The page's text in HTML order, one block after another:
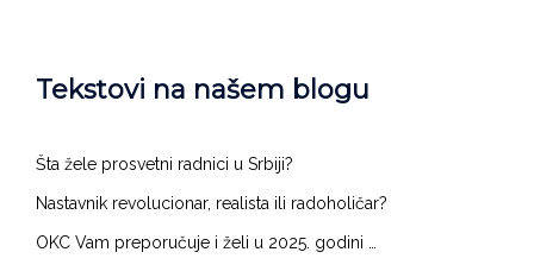
Tekstovi na našem blogu
Šta žele prosvetni radnici u Srbiji?​​
Nastavnik revolucionar, realista ili radoholičar?
OKC Vam preporučuje i želi u 2025. godini …